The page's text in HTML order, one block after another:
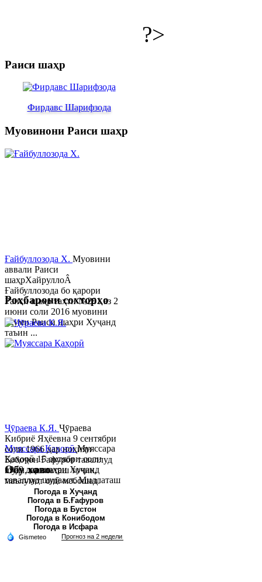
?>
Раиси шаҳр
Фирдавс Шарифзода
Муовинони Раиси шаҳр
Ғайбуллозода Х. Муовини
аввали Раиси
шаҳрХайруллоÂ
Ғайбуллозода бо қарори
Раиси шаҳр таҳти №281 аз 2
июни соли 2016 муовини
якуми Раиси шаҳри Хуҷанд
таъин ...
Муяссара ҚаҳорӣМуяссара
Қаҳорӣ 15 октябри соли
1979 дар шаҳри Хуҷанд
таваллуд шудааст. Миллаташ
тоҷик. Маълумот олӣ. Соли
2002 Донишгоҳи давлатии
Хуҷанд ба...
Роҳбарони сохторҳо
Ҷӯраева К.Я. Ҷӯраева
Кибриё Яҳёевна 9 сентябри
соли 1966 дар ноҳияи
Бобоҷон Ғафуров таваллуд
шуда, миллаташ тоҷик,
маълумот олӣ мебошад.
Соли 1997 Донишг...
Обу хаво
Погода в Хуҷанд
Погода в Б.Ғафуров
Погода в Бустон
Погода в Конибодом
Погода в Исфара